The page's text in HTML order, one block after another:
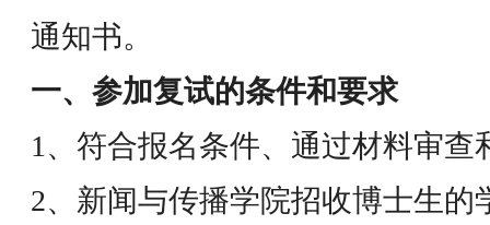
通知书。
一、参加复试的条件和要求
1、符合报名条件、通过材料审查
2、新闻与传播学院招收博士生的